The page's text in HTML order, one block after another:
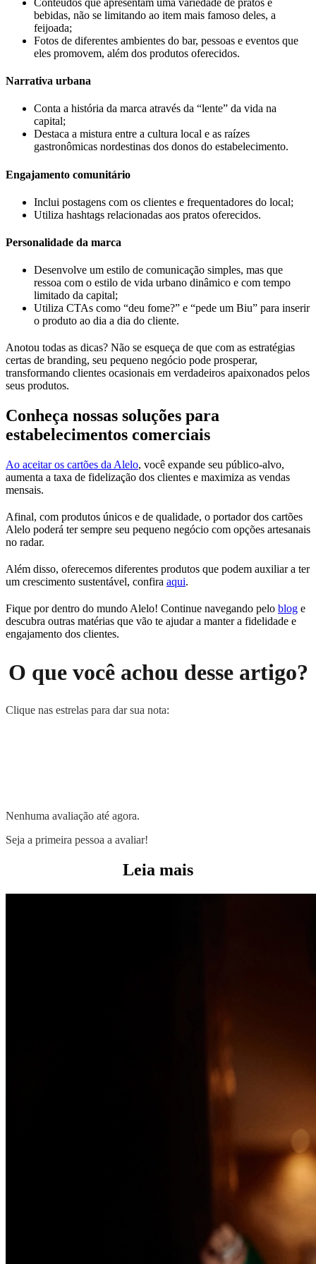
bebidas, não se limitando ao item mais famoso deles, a
feijoada;
Fotos de diferentes ambientes do bar, pessoas e eventos que
eles promovem, além dos produtos oferecidos.
Narrativa urbana
Conta a história da marca através da “lente” da vida na
capital;
Destaca a mistura entre a cultura local e as raízes
gastronômicas nordestinas dos donos do estabelecimento.
Engajamento comunitário
Inclui postagens com os clientes e frequentadores do local;
Utiliza hashtags relacionadas aos pratos oferecidos.
Personalidade da marca
Desenvolve um estilo de comunicação simples, mas que
ressoa com o estilo de vida urbano dinâmico e com tempo
limitado da capital;
Utiliza CTAs como “deu fome?” e “pede um Biu” para inserir
o produto ao dia a dia do cliente.
Anotou todas as dicas? Não se esqueça de que com as estratégias
certas de branding, seu pequeno negócio pode prosperar,
transformando clientes ocasionais em verdadeiros apaixonados pelos
seus produtos.
Conheça nossas soluções para
estabelecimentos comerciais
Ao aceitar os cartões da Alelo, você expande seu público-alvo,
aumenta a taxa de fidelização dos clientes e maximiza as vendas
mensais.
Afinal, com produtos únicos e de qualidade, o portador dos cartões
Alelo poderá ter sempre seu pequeno negócio com opções artesanais
no radar.
Além disso, oferecemos diferentes produtos que podem auxiliar a ter
um crescimento sustentável, confira aqui.
Fique por dentro do mundo Alelo! Continue navegando pelo blog e
descubra outras matérias que vão te ajudar a manter a fidelidade e
engajamento dos clientes.
O que você achou desse artigo?
Clique nas estrelas para dar sua nota:
Nenhuma avaliação até agora.
Seja a primeira pessoa a avaliar!
Leia mais